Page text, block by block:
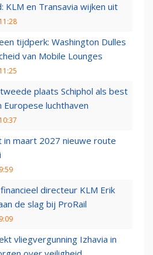
KLM en Transavia wijken uit
tijdperk: Washington Dulles
van Mobile Lounges
plaats Schiphol als best
Europese luchthaven
in maart 2027 nieuwe route
directeur KLM Erik
de slag bij ProRail
vliegvergunning Izhavia in